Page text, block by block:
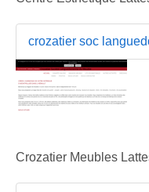
crozatier soc
Crozatier Meubles